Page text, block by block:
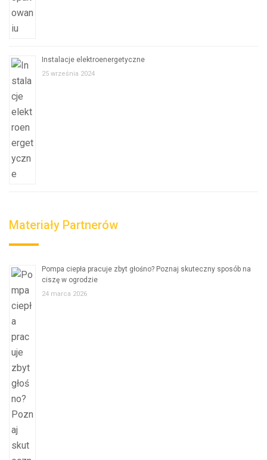
Instalacje elektroenergetyczne
25 września 2024
Materiały Partnerów
Pompa ciepła pracuje zbyt głośno? Poznaj skuteczny sposób na
ciszę w ogrodzie
24 marca 2026